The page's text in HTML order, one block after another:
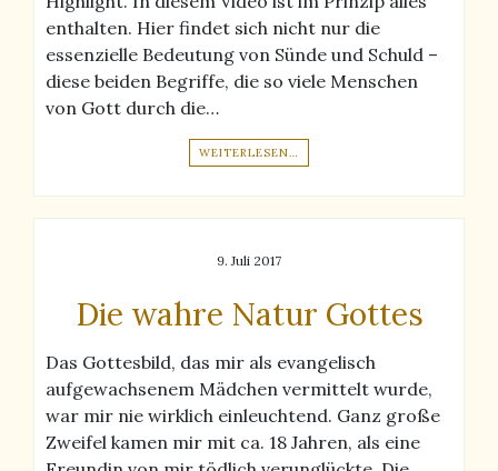
enthalten. Hier findet sich nicht nur die
essenzielle Bedeutung von Sünde und Schuld –
diese beiden Begriffe, die so viele Menschen
von Gott durch die…
WEITERLESEN…
9. Juli 2017
Die wahre Natur Gottes
Das Gottesbild, das mir als evangelisch
aufgewachsenem Mädchen vermittelt wurde,
war mir nie wirklich einleuchtend. Ganz große
Zweifel kamen mir mit ca. 18 Jahren, als eine